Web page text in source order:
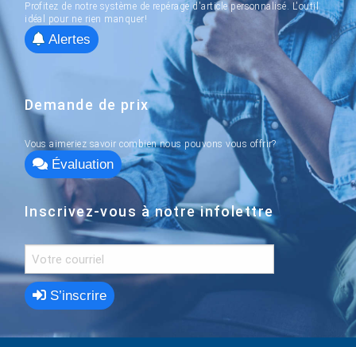
Profitez de notre système de repérage d'article personnalisé. L'outil
idéal pour ne rien manquer!
Alertes
Demande de prix
Vous aimeriez savoir combien nous pouvons vous offrir?
Évaluation
Inscrivez-vous à notre infolettre
S’inscrire